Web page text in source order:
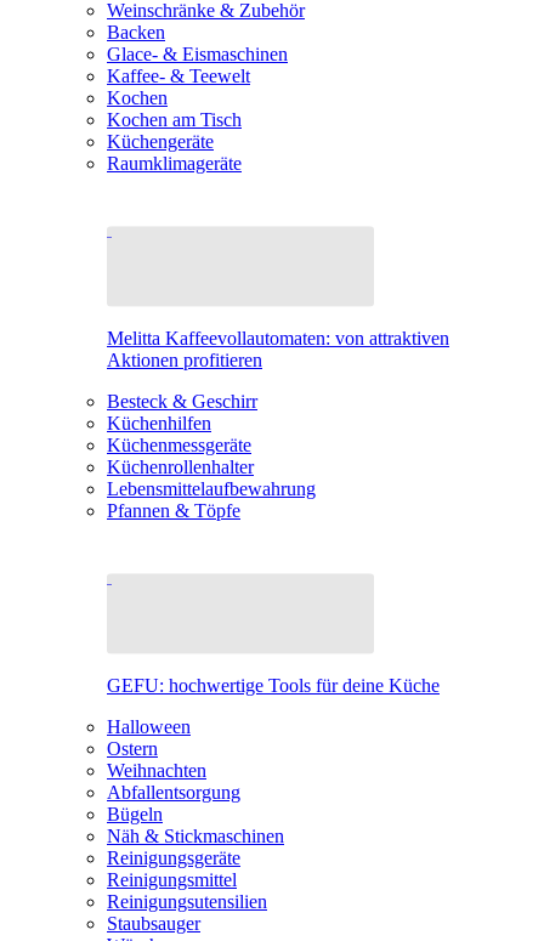
Weinschränke & Zubehör
Backen
Glace- & Eismaschinen
Kaffee- & Teewelt
Kochen
Kochen am Tisch
Küchengeräte
Raumklimageräte
Melitta Kaffeevollautomaten: von attraktiven
Aktionen profitieren
Besteck & Geschirr
Küchenhilfen
Küchenmessgeräte
Küchenrollenhalter
Lebensmittelaufbewahrung
Pfannen & Töpfe
GEFU: hochwertige Tools für deine Küche
Halloween
Ostern
Weihnachten
Abfallentsorgung
Bügeln
Näh & Stickmaschinen
Reinigungsgeräte
Reinigungsmittel
Reinigungsutensilien
Staubsauger